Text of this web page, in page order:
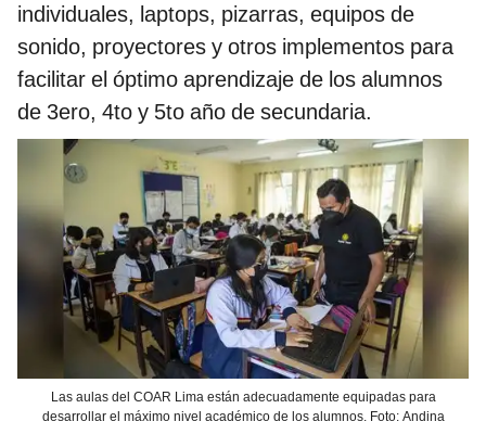
individuales, laptops, pizarras, equipos de
sonido, proyectores y otros implementos para
facilitar el óptimo aprendizaje de los alumnos
de 3ero, 4to y 5to año de secundaria.
Las aulas del COAR Lima están adecuadamente equipadas para
desarrollar el máximo nivel académico de los alumnos. Foto: Andina